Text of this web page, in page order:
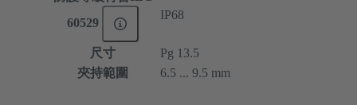
60529
IP68
尺寸
Pg 13.5
夾持範圍
6.5 ... 9.5 mm